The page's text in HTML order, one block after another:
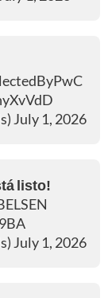
July 1, 2026
listo!
July 1, 2026